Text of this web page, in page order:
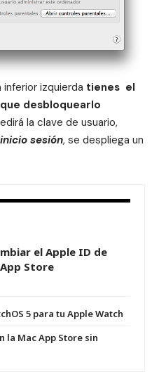
inferior izquierda tienes el
desbloquearlo
la clave de usuario,
sesión, se despliega un
el Apple ID de
Store
5 para tu Apple Watch
la Mac App Store sin